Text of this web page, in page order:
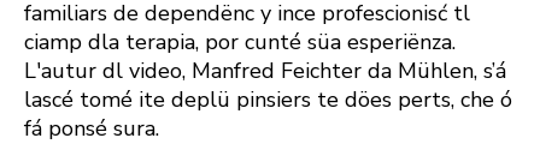
familiars de dependënc y ince profescionisć tl
ciamp dla terapia, por cunté süa esperiënza.
L'autur dl video, Manfred Feichter da Mühlen, s’á
lascé tomé ite deplü pinsiers te döes perts, che ó
fá ponsé sura.